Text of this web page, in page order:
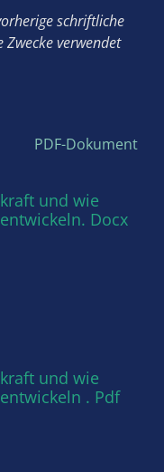
schriftliche
verwendet
PDF-Dokument
und wie
Docx
und wie
. Pdf